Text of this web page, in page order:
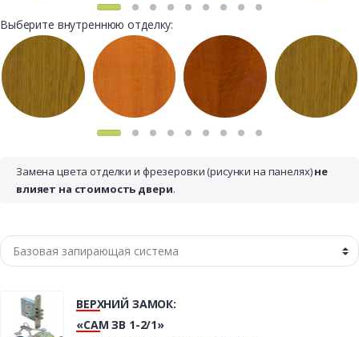
Выберите внутреннюю отделку:
Замена цвета отделки и фрезеровки (рисунки на панелях)не
влияет на стоимость двери.
ВЕРХНИЙ ЗАМОК:
«САМ ЗВ 1-2/1»